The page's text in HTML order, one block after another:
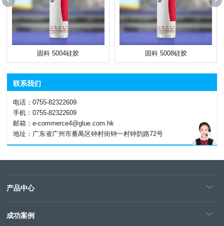
固科 5004硅胶 固科 5008硅胶
联系我们
电话：0755-82322609
手机：0755-82322609
邮箱：e-commerce4@glue.com.hk
地址：广东省广州市番禺区钟村街钟一村钟韵路72号
产品中心
成功案例